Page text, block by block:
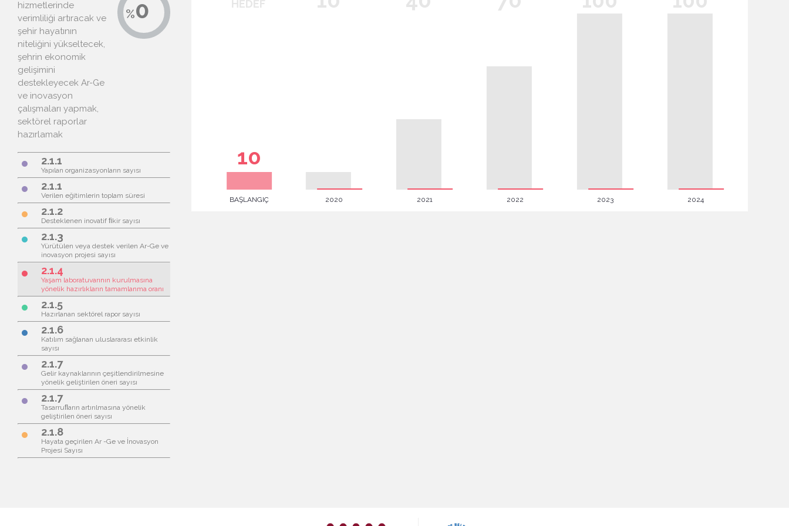
hizmetlerinde
verimliliği artıracak ve
şehir hayatının
niteliğini yükseltecek,
şehrin ekonomik
gelişimini
destekleyecek Ar-Ge
ve inovasyon
çalışmaları yapmak,
sektörel raporlar
hazırlamak
brightness_1 2.1.1
Yapılan organizasyonların sayısı
brightness_1 2.1.1
Verilen eğitimlerin toplam süresi
brightness_1 2.1.2
Desteklenen inovatif ﬁkir sayısı
brightness_1 2.1.3
Yürütülen veya destek verilen Ar-Ge ve
inovasyon projesi sayısı
brightness_1 2.1.4
Yaşam laboratuvarının kurulmasına
yönelik hazırlıkların tamamlanma oranı
brightness_1 2.1.5
Hazırlanan sektörel rapor sayısı
brightness_1 2.1.6
Katılım sağlanan uluslararası etkinlik
sayısı
brightness_1 2.1.7
Gelir kaynaklarının çeşitlendirilmesine
yönelik geliştirilen öneri sayısı
brightness_1 2.1.7
Tasarruﬂarın artırılmasına yönelik
geliştirilen öneri sayısı
brightness_1 2.1.8
Hayata geçirilen Ar -Ge ve İnovasyon
Projesi Sayısı